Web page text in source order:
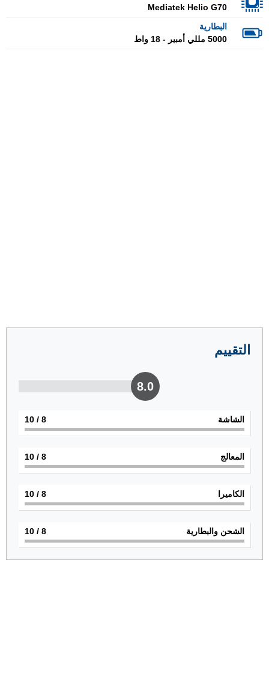
Mediatek Helio G70
البطارية
5000 مللي أمبير - 18 واط
التقييم
8.0
الشاشة 8
/ 10
المعالج 8
/ 10
الكاميرا 8
/ 10
الشحن والبطارية 8
/ 10